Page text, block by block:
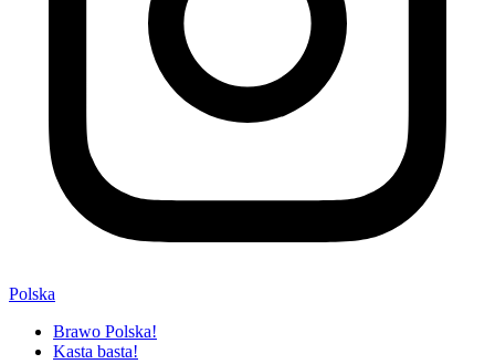
Polska
Brawo Polska!
Kasta basta!